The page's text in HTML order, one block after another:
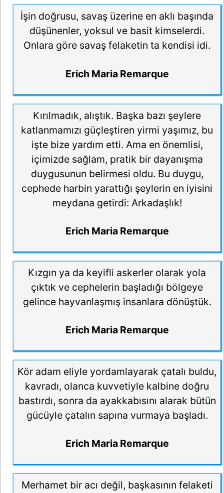
İşin doğrusu, savaş üzerine en aklı başında
düşünenler, yoksul ve basit kimselerdi.
Onlara göre savaş felaketin ta kendisi idi.
Erich Maria Remarque
Kırılmadık, alıştık. Başka bazı şeylere
katlanmamızı güçleştiren yirmi yaşımız, bu
işte bize yardım etti. Ama en önemlisi,
içimizde sağlam, pratik bir dayanışma
duygusunun belirmesi oldu. Bu duygu,
cephede harbin yarattığı şeylerin en iyisini
meydana getirdi: Arkadaşlık!
Erich Maria Remarque
Kızgın ya da keyifli askerler olarak yola
çıktık ve cephelerin başladığı bölgeye
gelince hayvanlaşmış insanlara dönüştük.
Erich Maria Remarque
Kör adam eliyle yordamlayarak çatalı buldu,
kavradı, olanca kuvvetiyle kalbine doğru
bastırdı, sonra da ayakkabısını alarak bütün
gücüyle çatalın sapına vurmaya başladı.
Erich Maria Remarque
Merhamet bir acı değil, başkasının felaketi